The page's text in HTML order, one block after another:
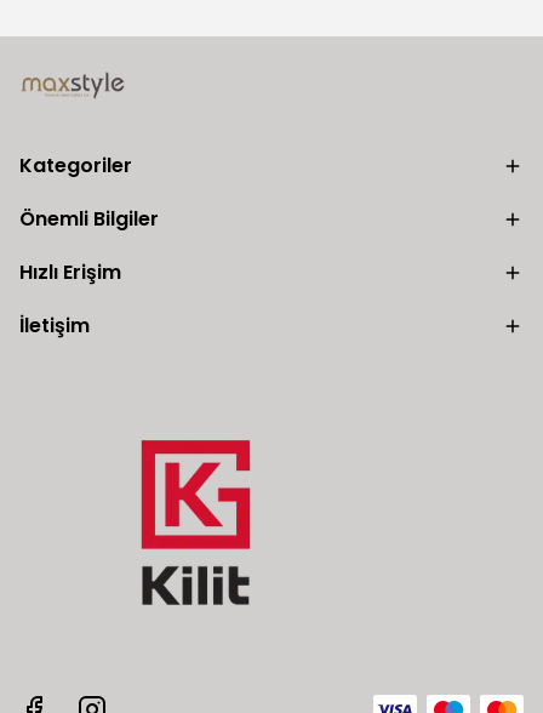
Kategoriler
Önemli Bilgiler
Hızlı Erişim
İletişim